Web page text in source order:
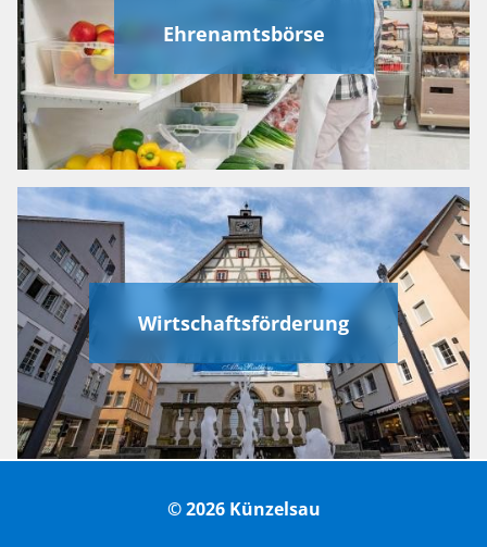
Ehrenamtsbörse
Wirtschaftsförderung
© 2026 Künzelsau